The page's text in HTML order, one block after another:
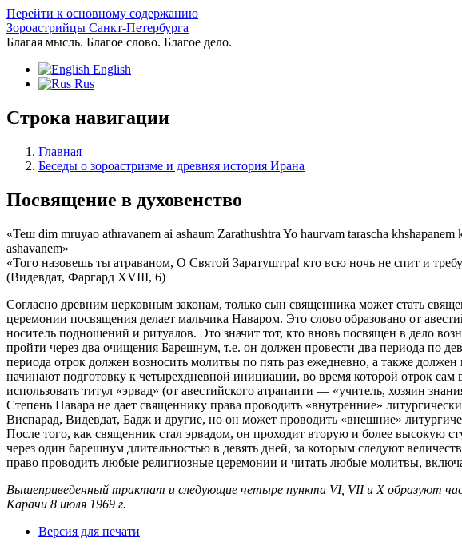
Перейти к основному содержанию
Зороастрийцы Санкт-Петербурга
Благая мысль. Благое слово. Благое дело.
English
Rus
Строка навигации
Главная
Беседы о зороастризме и древняя история Ирана
Посвящение в духовенство
«Теш dim mruyao athravanem ai ashaum Zarathushtra Yo haurvam tarascha khshapanem
ashavanem»
«Того назовешь ты атраваном, О Святой Заратуштра! кто всю ночь не спит и
(Видевдат, Фаргард XVIII, 6)
Согласно древним церковным законам, только сын священника может стать
церемонии посвящения делает мальчика Наваром. Это слово образовано от
носитель подношений и ритуалов. Это значит тот, кто вновь посвящен в дело
пройти через два очищения Барешнум, т.е. он должен провести два периода по
периода отрок должен возносить молитвы по пять раз ежедневно, а также
начинают подготовку к четырехдневной инициации, во время которой отрок
использовать титул «эрвад» (от авестийского атрапаити — «учитель, хозяин
Степень Навара не дает священнику права проводить «внутренние»
Виспарад, Видевдат, Бадж и другие, но он может проводить «внешние»
После того, как священник стал эрвадом, он проходит вторую и более высокую
через один барешнум длительностью в девять дней, за которым следуют
право проводить любые религиозные церемонии и читать любые молитвы,
Вышеприведенный трактат и следующие четыре пункта VI, VII и X образуют
Карачи 8 июля 1969 г.
Версия для печати